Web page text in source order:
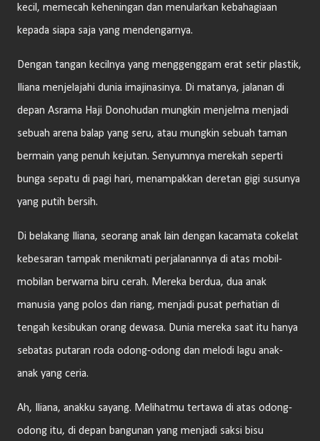
kecil, memecah keheningan dan menularkan kebahagiaan
kepada siapa saja yang mendengarnya.
Dengan tangan kecilnya yang menggenggam erat setir plastik,
Iliana menjelajahi dunia imajinasinya. Di matanya, jalanan di
depan Asrama Haji Donohudan mungkin menjelma menjadi
sebuah arena balap yang seru, atau mungkin sebuah taman
bermain yang penuh kejutan. Senyumnya merekah seperti
bunga sepatu di pagi hari, menampakkan deretan gigi susunya
yang putih bersih.
Di belakang Iliana, seorang anak lain dengan kacamata cokelat
kebesaran tampak menikmati perjalanannya di atas mobil-
mobilan berwarna biru cerah. Mereka berdua, dua anak
manusia yang polos dan riang, menjadi pusat perhatian di
tengah kesibukan orang dewasa. Dunia mereka saat itu hanya
sebatas putaran roda odong-odong dan melodi lagu anak-
anak yang ceria.
Ah, Iliana, anakku sayang. Melihatmu tertawa di atas odong-
odong itu, di depan bangunan yang menjadi saksi bisu